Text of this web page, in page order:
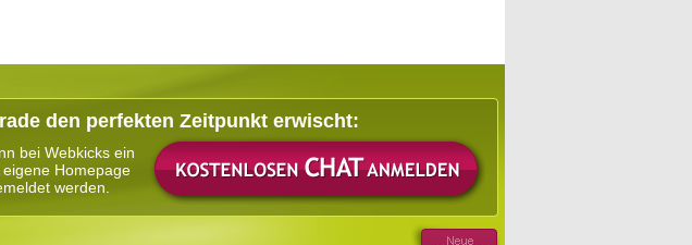
den perfekten Zeitpunkt erwischt:
bei Webkicks ein
Homepage
werden.